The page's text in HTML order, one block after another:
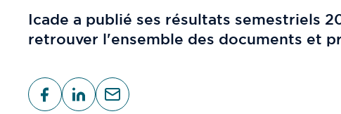
Icade a publié ses résultats semestriels
retrouver l'ensemble des documents et